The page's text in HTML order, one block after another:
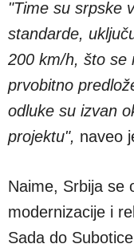
"Time su srpske
standarde,
200 km/h, što se
prvobitno
odluke su izvan
projektu", naveo
Naime, Srbija se
modernizacije i
Sada do